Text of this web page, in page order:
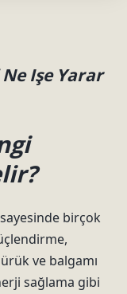
Işe Yarar
birçok
ve balgamı
sağlama gibi